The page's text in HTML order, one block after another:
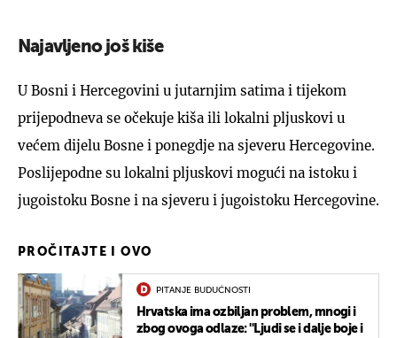
Najavljeno još kiše
U Bosni i Hercegovini u jutarnjim satima i tijekom
prijepodneva se očekuje kiša ili lokalni pljuskovi u
većem dijelu Bosne i ponegdje na sjeveru Hercegovine.
Poslijepodne su lokalni pljuskovi mogući na istoku i
jugoistoku Bosne i na sjeveru i jugoistoku Hercegovine.
PROČITAJTE I OVO
PITANJE BUDUĆNOSTI
Hrvatska ima ozbiljan problem, mnogi i
zbog ovoga odlaze: ''Ljudi se i dalje boje i